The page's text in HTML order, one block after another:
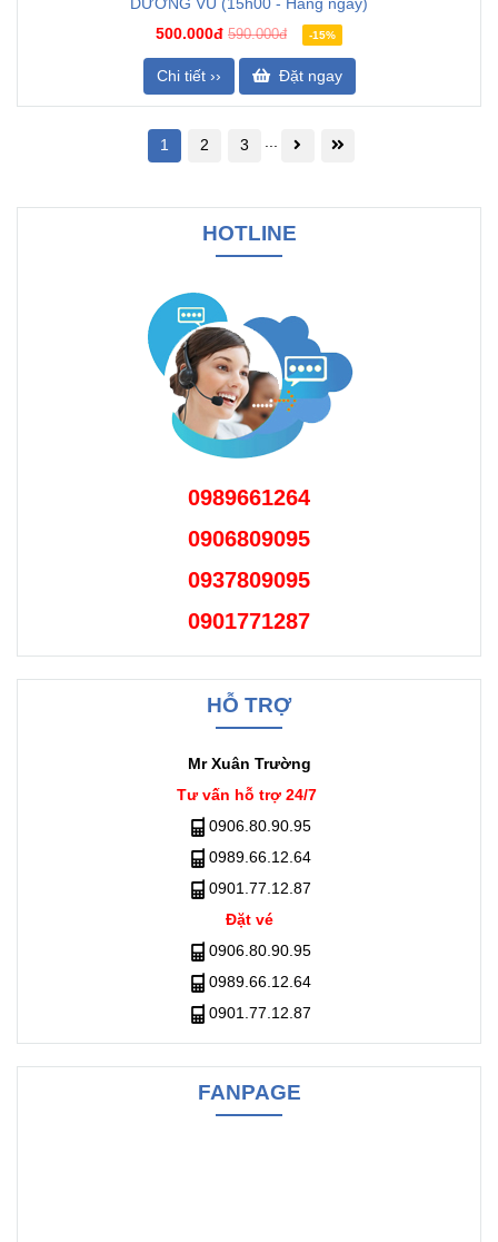
500.000đ 590.000đ -15%
Chi tiết ›› Đặt ngay
1 2 3
HOTLINE
0989661264
0906809095
0937809095
0901771287
HỖ TRỢ
Mr Xuân Trường
Tư vấn hỗ trợ 24/7
0906.80.90.95
0989.66.12.64
0901.77.12.87
Đặt vé
0906.80.90.95
0989.66.12.64
0901.77.12.87
FANPAGE